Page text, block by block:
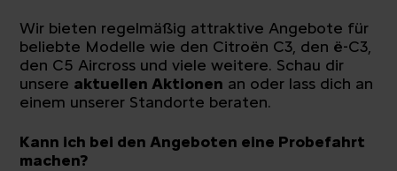
Wir bieten regelmäßig attraktive Angebote für
beliebte Modelle wie den Citroën C3, den ë-C3,
den C5 Aircross und viele weitere. Schau dir
unsere aktuellen Aktionen an oder lass dich an
einem unserer Standorte beraten.
Kann ich bei den Angeboten eine Probefahrt
machen?